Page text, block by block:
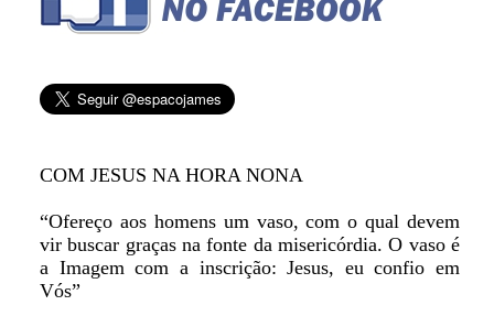
COM JESUS NA HORA NONA
“Ofereço aos homens um vaso, com o qual devem
vir buscar graças na fonte da misericórdia. O vaso é
a Imagem com a inscrição: Jesus, eu confio em
Vós”